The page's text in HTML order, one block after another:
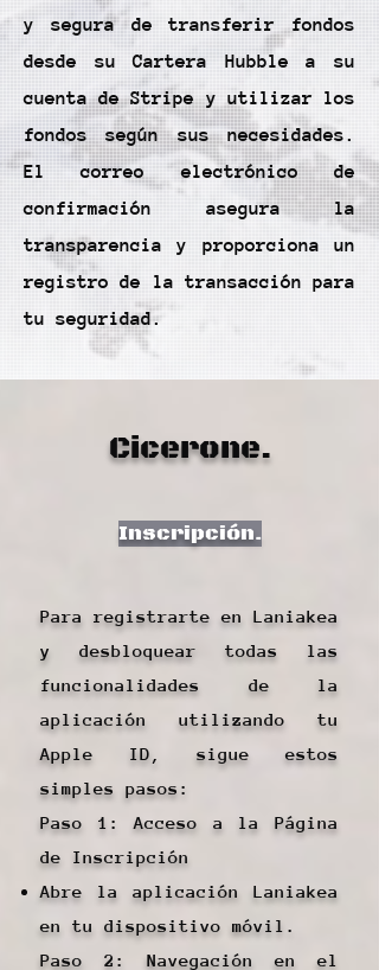
y segura de transferir fondos
desde su Cartera Hubble a su
cuenta de Stripe y utilizar los
fondos según sus necesidades.
El correo electrónico de
confirmación asegura la
transparencia y proporciona un
registro de la transacción para
tu seguridad.
Cicerone.
Inscripción.
Para registrarte en Laniakea
y desbloquear todas las
funcionalidades de la
aplicación utilizando tu
Apple ID, sigue estos
simples pasos:
Paso 1: Acceso a la Página
de Inscripción
Abre la aplicación Laniakea
en tu dispositivo móvil.
Paso 2: Navegación en el